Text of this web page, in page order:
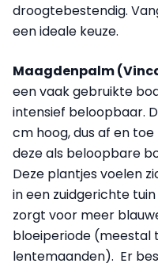
droogtebestendig.
een ideale keuze.
Maagdenpalm
een vaak gebruikte
intensief beloopbaar.
cm hoog, dus af en
deze als beloopbare
Deze plantjes voelen
in een zuidgerichte
zorgt voor meer
bloeiperiode (meestal
lentemaanden). Er